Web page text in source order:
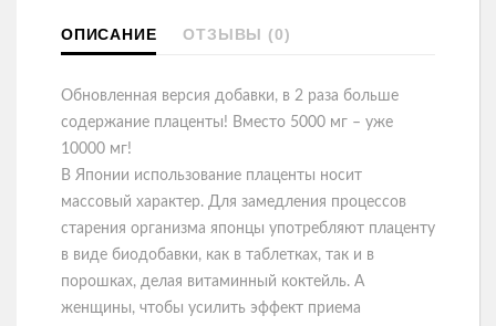
ОПИСАНИЕ ОТЗЫВЫ (0)
Обновленная версия добавки, в 2 раза больше
содержание плаценты! Вместо 5000 мг – уже
10000 мг!
В Японии использование плаценты носит
массовый характер. Для замедления процессов
старения организма японцы употребляют плаценту
в виде биодобавки, как в таблетках, так и в
порошках, делая витаминный коктейль. А
женщины, чтобы усилить эффект приема